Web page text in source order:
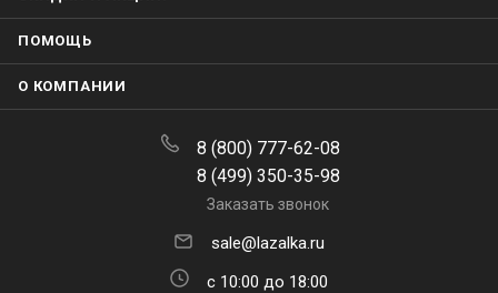
ПОМОЩЬ
О КОМПАНИИ
8 (800) 777-62-08
8 (499) 350-35-98
Заказать звонок
sale@lazalka.ru
с 10:00 до 18:00